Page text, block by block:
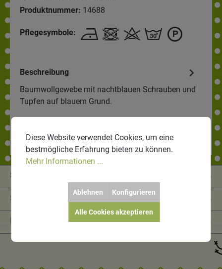
Produktnummer: 14688
Pflegesymbole:
Beschreibung
Baumwollgewebe mit nachtblauen Schrauben und
Tupfen auf blauem Grund.
Bewertungen
Service-Hotline
Shop Service
Informationen
Diese Website verwendet Cookies, um eine
bestmögliche Erfahrung bieten zu können.
Mehr Informationen ...
Ablehnen Konfigurieren
Alle Cookies akzeptieren